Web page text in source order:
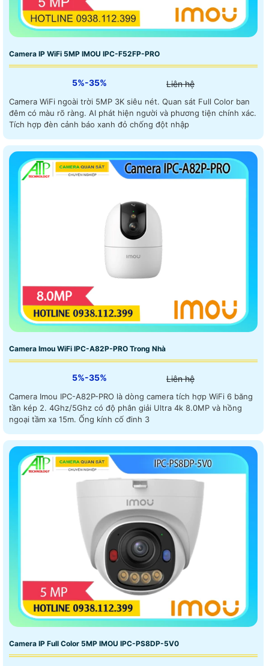
Camera IP WiFi 5MP IMOU IPC-F52FP-PRO
5%-35% Liên hệ
Camera WiFi ngoài trời 5MP 3K siêu nét. Quan sát Full Color ban
đêm có màu rõ ràng. AI phát hiện người và phương tiện chính xác.
Tích hợp đèn cảnh báo xanh đỏ chống đột nhập
Camera Imou WiFi IPC-A82P-PRO Trong Nhà
5%-35% Liên hệ
Camera Imou IPC-A82P-PRO là dòng camera tích hợp WiFi 6 băng
tần kép 2. 4Ghz/5Ghz có độ phân giải Ultra 4k 8.0MP và hồng
ngoại tầm xa 15m. Ống kính cố đinh 3
Camera IP Full Color 5MP IMOU IPC-PS8DP-5V0